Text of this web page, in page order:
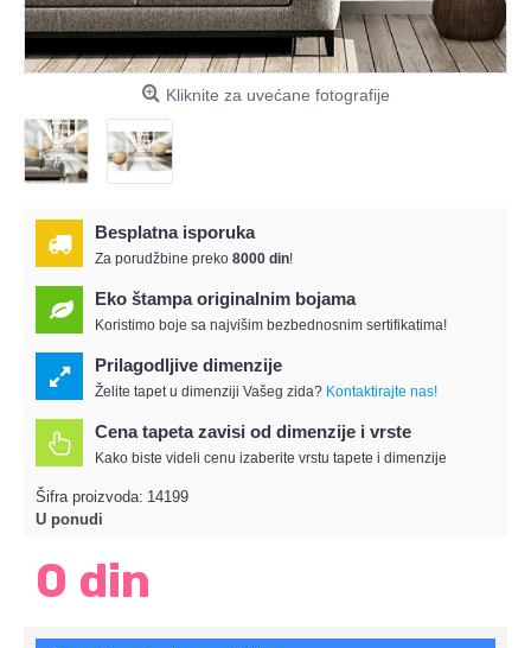
Kliknite za uvećane fotografije
Besplatna isporuka
Za porudžbine preko 8000 din!
Eko štampa originalnim bojama
Koristimo boje sa najvišim bezbednosnim sertifikatima!
Prilagodljive dimenzije
Želite tapet u dimenziji Vašeg zida? Kontaktirajte nas!
Cena tapeta zavisi od dimenzije i vrste
Kako biste videli cenu izaberite vrstu tapete i dimenzije
Šifra proizvoda: 14199
U ponudi
0 din